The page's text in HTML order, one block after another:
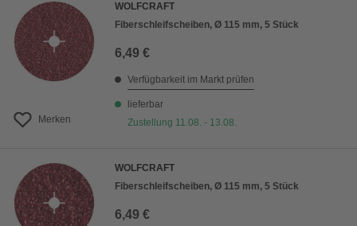
Merken
WOLFCRAFT
Fiberschleifscheiben, Ø 115 mm, 5 Stück
6,49 €
Verfügbarkeit im Markt prüfen
lieferbar
Zustellung 11.08. - 13.08.
WOLFCRAFT
Fiberschleifscheiben, Ø 115 mm, 5 Stück
6,49 €